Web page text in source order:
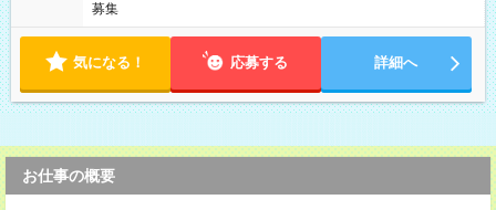
募集
気になる！ 応募する 詳細へ
お仕事の概要